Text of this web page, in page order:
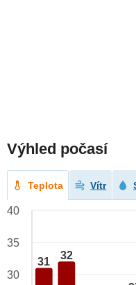
Výhled počasí
Teplota Vítr
31
32
40
35
30